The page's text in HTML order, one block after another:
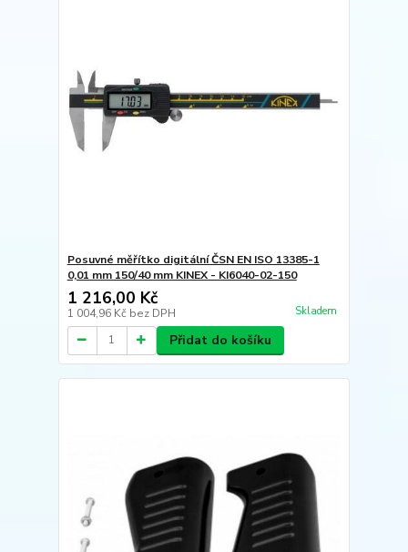
Posuvné měřítko digitální ČSN EN ISO 13385-1
0,01 mm 150/40 mm KINEX - KI6040-02-150
1 216,00 Kč
1 004,96 Kč bez DPH Skladem
Přidat do košíku